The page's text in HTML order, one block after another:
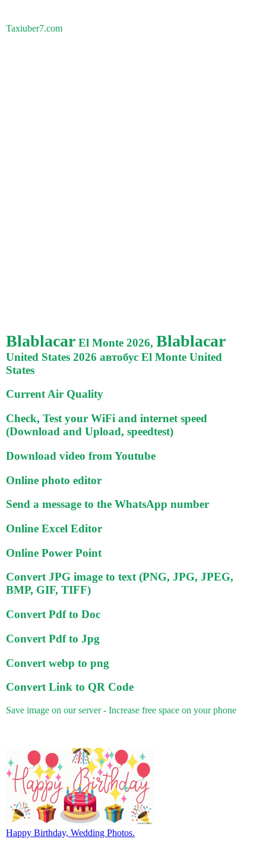
Taxiuber7.com
Blablacar El Monte 2026, Blablacar
United States 2026 автобус El Monte United
States
Current Air Quality
Check, Test your WiFi and internet speed
(Download and Upload, speedtest)
Download video from Youtube
Online photo editor
Send a message to the WhatsApp number
Online Excel Editor
Online Power Point
Convert JPG image to text (PNG, JPG, JPEG,
BMP, GIF, TIFF)
Convert Pdf to Doc
Convert Pdf to Jpg
Convert webp to png
Convert Link to QR Code
Save image on our server - Increase free space on your phone
Happy Birthday, Wedding Photos.